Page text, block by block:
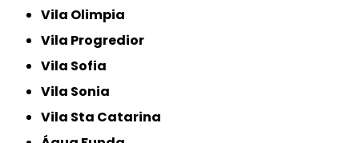
Vila Olimpia
Vila Progredior
Vila Sofia
Vila Sonia
Vila Sta Catarina